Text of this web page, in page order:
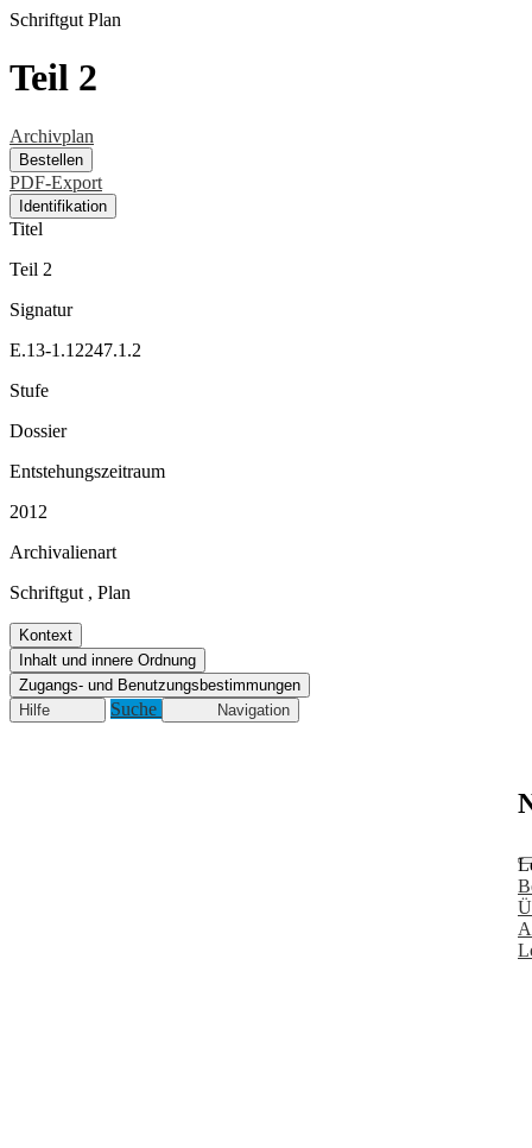
Schriftgut Plan
Teil 2
Archivplan
Bestellen
PDF-Export
Identifikation
Titel
Teil 2
Signatur
E.13-1.12247.1.2
Stufe
Dossier
Entstehungszeitraum
2012
Archivalienart
Schriftgut , Plan
Kontext
Inhalt und innere Ordnung
Zugangs- und Benutzungsbestimmungen
Hilfe
Suche Navigation